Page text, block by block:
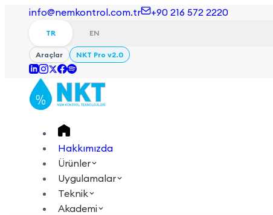
info@nemkontrol.com.tr +90 216 572 2220
TR EN
Araçlar NKT Pro v2.0
Hakkımızda
Ürünler
Uygulamalar
Teknik
Akademi